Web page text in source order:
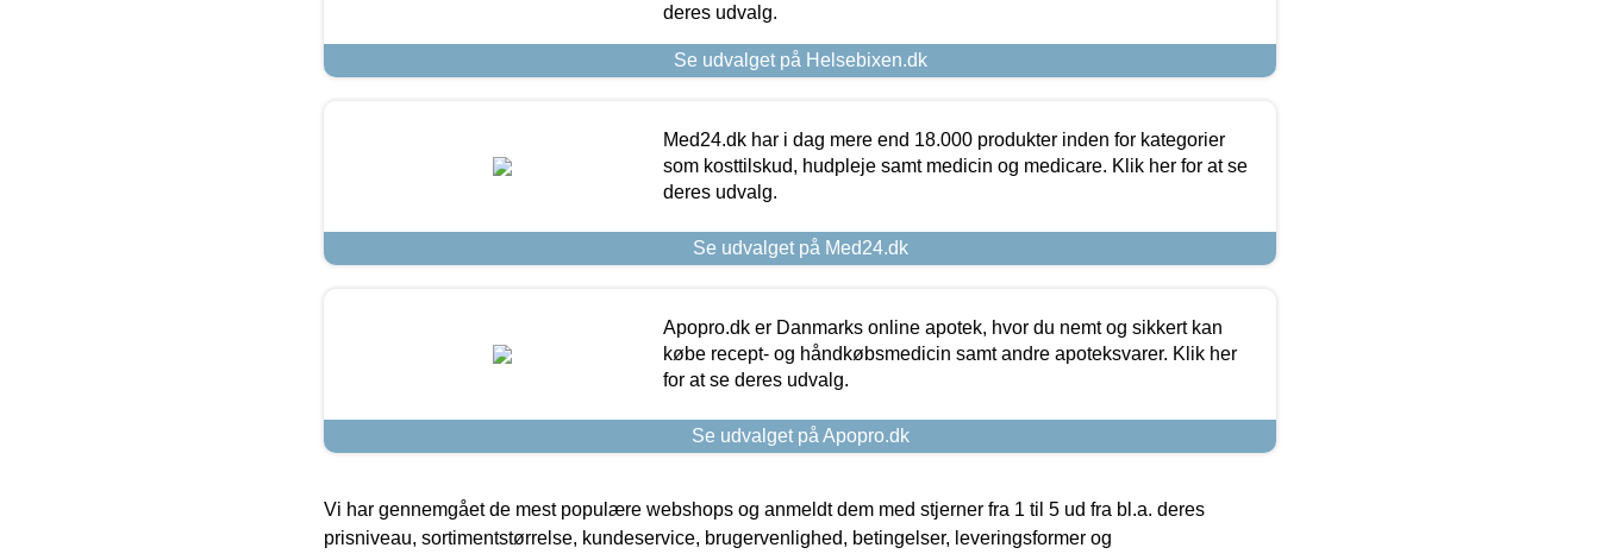
deres udvalg.
Se udvalget på Helsebixen.dk
Med24.dk har i dag mere end 18.000 produkter inden for kategorier
som kosttilskud, hudpleje samt medicin og medicare. Klik her for at se
deres udvalg.
Se udvalget på Med24.dk
Apopro.dk er Danmarks online apotek, hvor du nemt og sikkert kan
købe recept- og håndkøbsmedicin samt andre apoteksvarer. Klik her
for at se deres udvalg.
Se udvalget på Apopro.dk
Vi har gennemgået de mest populære webshops og anmeldt dem med stjerner fra 1 til 5 ud fra bl.a. deres
prisniveau, sortimentstørrelse, kundeservice, brugervenlighed, betingelser, leveringsformer og